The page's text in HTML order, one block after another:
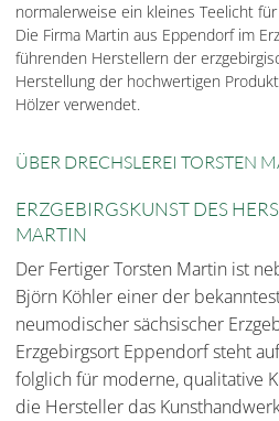
normalerweise ein kleines Teelicht
Die Firma Martin aus Eppendorf im
führenden Herstellern der
Herstellung der hochwertigen
Hölzer verwendet.
ÜBER DRECHSLEREI TORSTEN
ERZGEBIRGSKUNST DES
MARTIN
Der Fertiger Torsten Martin ist
Björn Köhler einer der
neumodischer sächsischer
Erzgebirgsort Eppendorf steht
folglich für moderne, qualitative
die Hersteller das